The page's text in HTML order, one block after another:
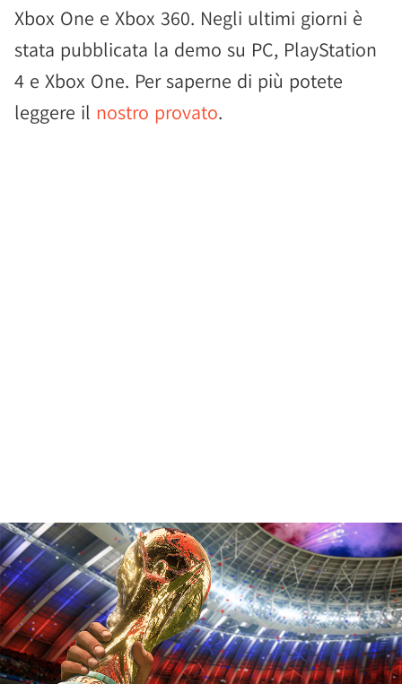
Xbox One e Xbox 360. Negli ultimi giorni è
stata pubblicata la demo su PC, PlayStation
4 e Xbox One. Per saperne di più potete
leggere il nostro provato.